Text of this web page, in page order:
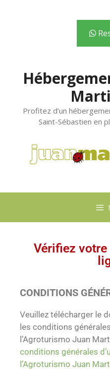
Profitez d’un
Saint-Sébastien en
Vérifiez
CONDITIONS
Veuillez télécharger le
les conditions
l’Agroturismo Juan
conditions générales
l’Agroturismo Juan